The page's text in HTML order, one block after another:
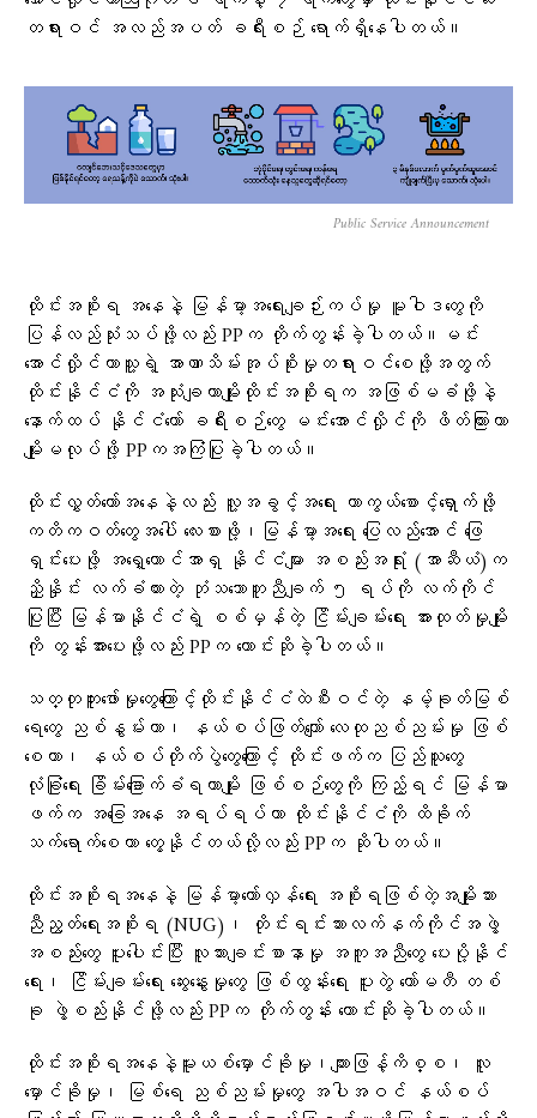
တရားဝင် အလည်အပတ် ခရီးစဉ် ရောက်ရှိနေပါတယ်။
Public Service Announcement
ထိုင်းအစိုးရ အနေနဲ့ မြန်မာ့အရေးချဉ်းကပ်မှု မူဝါဒတွေကို
ပြန်လည်သုံးသပ်ဖို့လည်း PPက တိုက်တွန်းခဲ့ပါတယ်။မင်း
အောင်လှိုင်ဟာသူ့ရဲ့ အာဏာသိမ်းအုပ်စိုးမှုတရားဝင်စေဖို့အတွက်
ထိုင်းနိုင်ငံကို အသုံးချတာမျိုးထိုင်းအစိုးရက အဖြစ်မခံဖို့နဲ့
နောက်ထပ် နိုင်ငံတော် ခရီးစဉ်တွေ မင်းအောင်လှိုင်ကို ဖိတ်ကြားတာ
မျိုးမလုပ်ဖို့ PPကအကြံပြုခဲ့ပါတယ်။
ထိုင်းလွှတ်တော်အနေနဲ့လည်း လူ့အခွင့်အရေး ကာကွယ်စောင့်ရှောက်ဖို့
ကတိကဝတ်တွေအပေါ် လေးစားဖို့၊မြန်မာ့အရေး ပြေလည်အောင် ဖြေ
ရှင်းပေးဖို့ အရှေ့တောင်အာရှ နိုင်ငံများ အစည်းအရုံး (အာဆီယံ)က
ညှိနှိုင်း လက်ခံထားတဲ့ ဘုံသဘောတူညီချက် ၅ ရပ်ကို လက်ကိုင်
ပြုပြီး မြန်မာနိုင်ငံရဲ့ စစ်မှန်တဲ့ ငြိမ်းချမ်းရေး အားထုတ်မှုမျိုး
ကို တွန်းအားပေးဖို့လည်း PPက တောင်းဆိုခဲ့ပါတယ်။
သတ္တုတူးဖော်မှုတွေကြောင့်ထိုင်းနိုင်ငံထဲစီးဝင်တဲ့ နမ့်ခုတ်မြစ်
ရေတွေ ညစ်နွမ်းတာ၊ နယ်စပ်ဖြတ်ကျော် လေထုညစ်ညမ်းမှု ဖြစ်
စေတာ၊ နယ်စပ်တိုက်ပွဲတွေကြောင့် ထိုင်းဖက်က ပြည်သူတွေ
လုံခြုံရေး ခြိမ်းခြောက်ခံရတာမျိုး ဖြစ်စဉ်တွေကို ကြည့်ရင် မြန်မာ
ဖက်က အခြေအနေ အရပ်ရပ်ဟာ ထိုင်းနိုင်ငံကို ထိခိုက်
သက်ရောက်စေတာ တွေ့နိုင်တယ်လို့လည်း PPက ဆိုပါတယ်။
ထိုင်းအစိုးရအ​နေနဲ့ မြန်မာ့တော်လှန်ရေး အစိုးရဖြစ်တဲ့အမျိုးသား
ညီညွတ်ရေးအစိုးရ (NUG)၊ တိုင်းရင်းသားလက်နက်ကိုင်အဖွဲ့
အစည်းတွေ ပူးပေါင်းပြီး လူသားချင်းစာနာမှု အကူအညီတွေ ပေးပို့နိုင်
ရေး၊ ငြိမ်းချမ်းရေး ဆွေးနွေးမှုတွေ ဖြစ်ထွန်းရေး ပူးတွဲ ကော်မတီ တစ်
ခု ဖွဲ့စည်းနိုင်ဖို့လည်း PPက တိုက်တွန်း တောင်းဆိုခဲ့ပါတယ်။
ထိုင်းအစိုးရအနေနဲ့မူးယစ်မှောင်ခိုမှု၊ကျားဖြန့်ကိစ္စ၊ လူ
မှောင်ခိုမှု၊ မြစ်ရေ ညစ်ညမ်းမှုတွေ အပါအဝင် နယ်စပ်